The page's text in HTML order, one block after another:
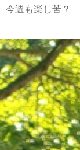
今週も楽し苦？